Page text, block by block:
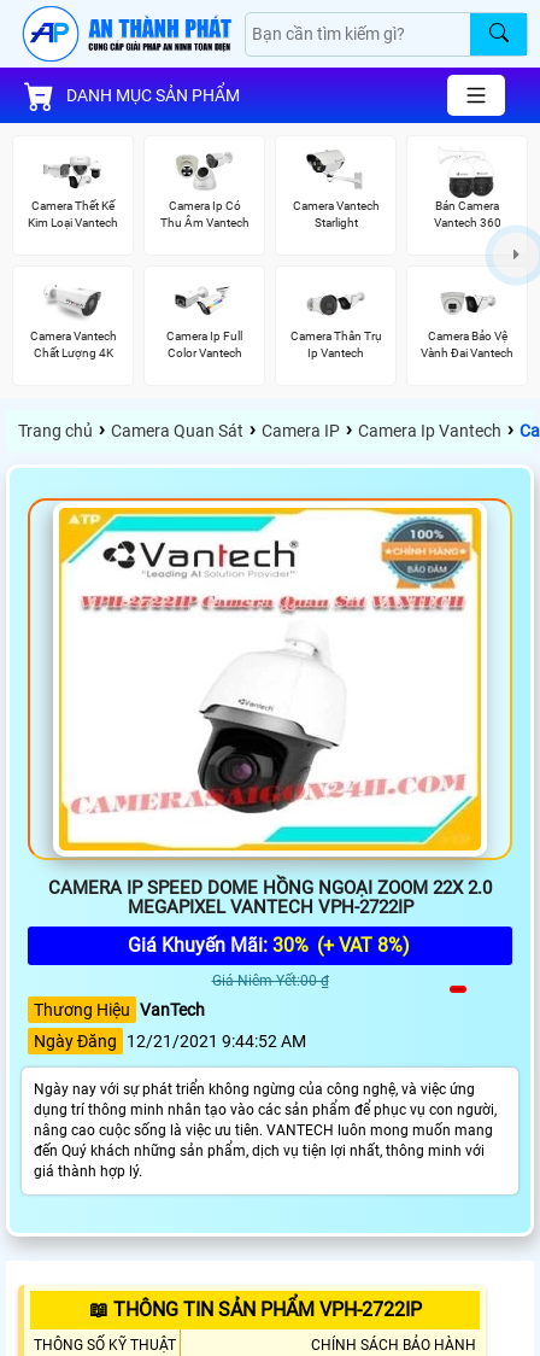
DANH MỤC SẢN PHẨM
Camera Thết Kế
Kim Loại Vantech
Camera Ip Có
Thu Âm Vantech
Camera Vantech
Starlight
Bán Camera
Vantech 360
Camera Vantech
Chất Lượng 4K
Camera Ip Full
Color Vantech
Camera Thân Trụ
Ip Vantech
Camera Bảo Vệ
Vành Đai Vantech
Trang chủ › Camera Quan Sát › Camera IP › Camera Ip Vantech ›
CAMERA IP SPEED DOME HỒNG NGOẠI ZOOM 22X 2.0
MEGAPIXEL VANTECH VPH-2722IP
Giá Khuyến Mãi: 30% (+ VAT 8%)
Giá Niêm Yết:00 ₫
Thương Hiệu VanTech
Ngày Đăng
12/21/2021 9:44:52 AM
Ngày nay với sự phát triển không ngừng của công nghệ, và việc ứng
dụng trí thông minh nhân tạo vào các sản phẩm để phục vụ con người,
nâng cao cuộc sống là việc ưu tiên. VANTECH luôn mong muốn mang
đến Quý khách những sản phẩm, dịch vụ tiện lợi nhất, thông minh với
giá thành hợp lý.
📖 THÔNG TIN SẢN PHẨM VPH-2722IP
THÔNG SỐ KỸ THUẬT CHÍNH SÁCH BẢO HÀNH